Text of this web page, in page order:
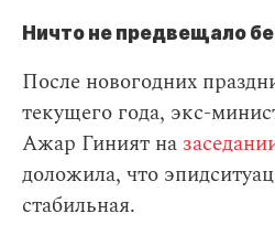
Ничто не предвещало
После новогодних
текущего года, экс-
Ажар Гиният на
доложила, что
стабильная.